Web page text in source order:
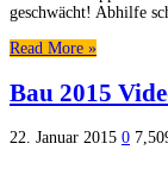
geschwächt! Abhilfe
Read More »
Bau 2015
22. Januar 2015 0